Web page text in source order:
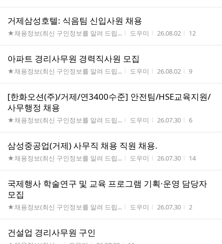
거제삼성호텔: 식음팀 신입사원 채용
게시판명
★채용정보(최신 구인정보를 알려 드립... 작성자
도우미 작성시간
26.08.02 조회수
12
아파트 경리사무원 경력직사원 모집
게시판명
★채용정보(최신 구인정보를 알려 드립... 작성자
도우미 작성시간
26.08.02 조회수
9
[한화오션(주)/거제/연3400수준] 안전팀/HSE교육지원/
사무행정 채용
게시판명
★채용정보(최신 구인정보를 알려 드립... 작성자
도우미 작성시간
26.07.30 조회수
6
삼성중공업(거제) 사무직 채용 직원 채용.
게시판명
★채용정보(최신 구인정보를 알려 드립... 작성자
도우미 작성시간
26.07.30 조회수
14
국제행사 학술연구 및 교육 프로그램 기획·운영 담당자
모집
게시판명
★채용정보(최신 구인정보를 알려 드립... 작성자
도우미 작성시간
26.07.30 조회수
2
건설업 경리사무원 구인